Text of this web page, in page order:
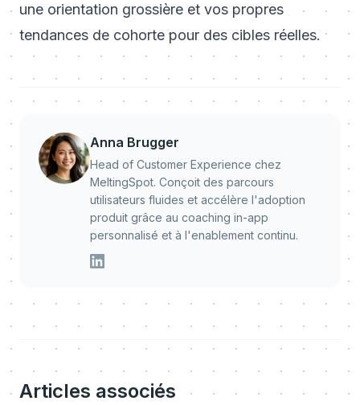
une orientation grossière et vos propres
tendances de cohorte pour des cibles réelles.
Anna Brugger
Head of Customer Experience chez
MeltingSpot. Conçoit des parcours
utilisateurs fluides et accélère l'adoption
produit grâce au coaching in-app
personnalisé et à l'enablement continu.
Articles associés